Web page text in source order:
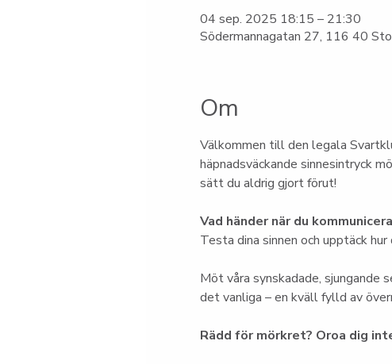
04 sep. 2025 18:15 – 21:30
Södermannagatan 27, 116 40
Om
Välkommen till den legala
häpnadsväckande sinnesintryck
sätt du aldrig gjort förut!
Vad händer när du
Testa dina sinnen och upptäck
Möt våra synskadade, sjungande
det vanliga – en kväll fylld av
Rädd för mörkret? Oroa dig